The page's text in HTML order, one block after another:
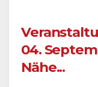
04.
Nähe...